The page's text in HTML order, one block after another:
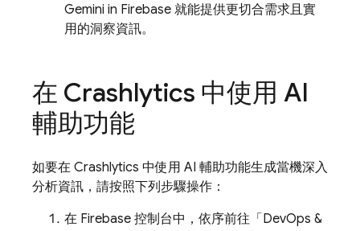
Gemini in Firebase 就能提供更切合需求且實
用的洞察資訊。
在 Crashlytics 中使用 AI
輔助功能
如要在 Crashlytics 中使用 AI 輔助功能生成當機深入
分析資訊，請按照下列步驟操作：
在 Firebase 控制台中，依序前往「DevOps &